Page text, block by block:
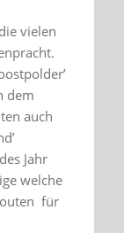
vielen
dem
auch
Jahr
welche
für